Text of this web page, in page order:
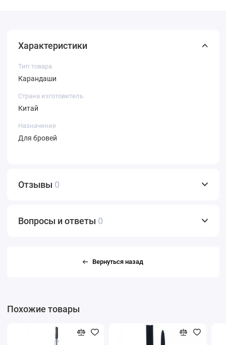
Характеристики
Тип товара
Карандаши
Страна изготовитель
Китай
Назначение
Для бровей
Отзывы 0
Вопросы и ответы 0
Вернуться назад
Похожие товары